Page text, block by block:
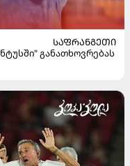
ᲡᲐᲤᲠᲐᲜᲒᲔᲗᲘ
განათხოვრებას